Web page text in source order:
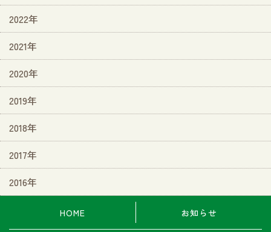
2022年
2021年
2020年
2019年
2018年
2017年
2016年
HOME お知らせ